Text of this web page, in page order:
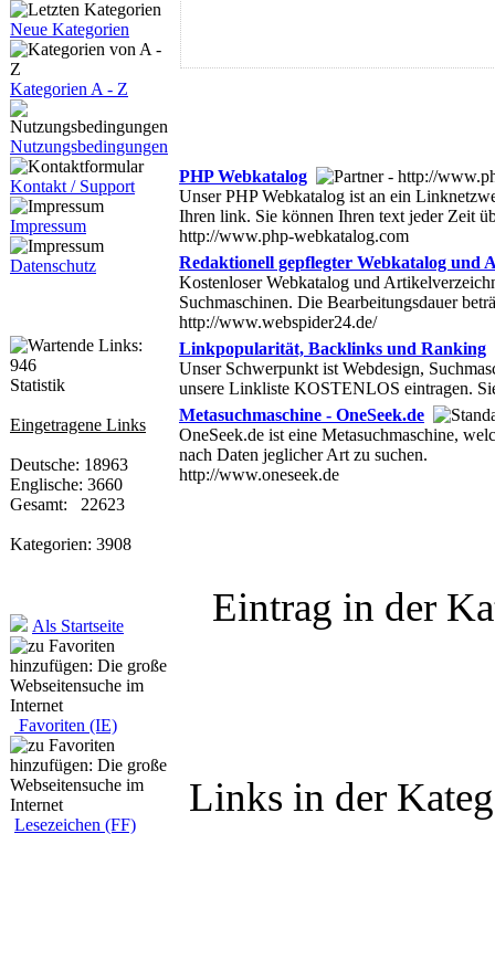
Neue Kategorien
Kategorien A - Z
Nutzungsbedingungen
Kontakt / Support
Impressum
Datenschutz
Statistik
Eingetragene Links
Deutsche: 18963
Englische: 3660
Gesamt: 22623
Kategorien: 3908
Als Startseite
Favoriten (IE)
Lesezeichen (FF)
PHP Webkatalog
Unser PHP Webkatalog ist an ein
Ihren link. Sie können Ihren text jeder Zeit
http://www.php-webkatalog.com
Redaktionell gepflegter Webkatalog und
Kostenloser Webkatalog und
Suchmaschinen. Die Bearbeitungsdauer
http://www.webspider24.de/
Linkpopularität, Backlinks und Ranking
Unser Schwerpunkt ist Webdesign,
unsere Linkliste KOSTENLOS eintragen.
Metasuchmaschine - OneSeek.de
OneSeek.de ist eine Metasuchmaschine,
nach Daten jeglicher Art zu suchen.
http://www.oneseek.de
Eintrag in der
Links in der